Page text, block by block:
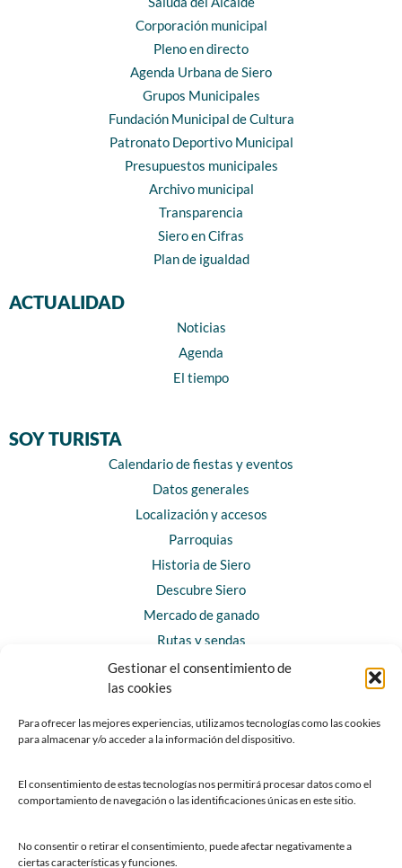
Gestionar el consentimiento de
las cookies
Para ofrecer las mejores experiencias, utilizamos tecnologías como las cookies
para almacenar y/o acceder a la información del dispositivo.
El consentimiento de estas tecnologías nos permitirá procesar datos como el
comportamiento de navegación o las identificaciones únicas en este sitio.
No consentir o retirar el consentimiento, puede afectar negativamente a
ciertas características y funciones.
Corporación municipal
Pleno en directo
Agenda Urbana de Siero
Grupos Municipales
Fundación Municipal de Cultura
Patronato Deportivo Municipal
Presupuestos municipales
Archivo municipal
Transparencia
Siero en Cifras
Plan de igualdad
ACTUALIDAD
Noticias
Agenda
El tiempo
SOY TURISTA
Calendario de fiestas y eventos
Datos generales
Localización y accesos
Parroquias
Historia de Siero
Descubre Siero
Mercado de ganado
Rutas y sendas
Horarios y contacto
Teléfonos de interés
Chatbot Siero
SEDES ELECTRÓNICAS
Sede del Ayuntamiento de Siero